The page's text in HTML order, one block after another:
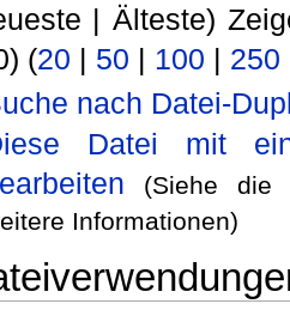
| Älteste)
(20 | 50 | 100 | 250
nach Datei-
Datei mit
(Siehe die
Informationen)